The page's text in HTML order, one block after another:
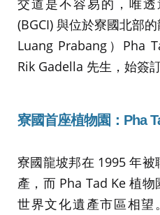
(BGCI) 與位於寮國北部
Luang Prabang）Pha
Rik Gadella 先生，始簽
寮國首座植物園：Pha
寮國龍坡邦在 1995 年
產，而 Pha Tad Ke 植
世界文化遺產市區相望